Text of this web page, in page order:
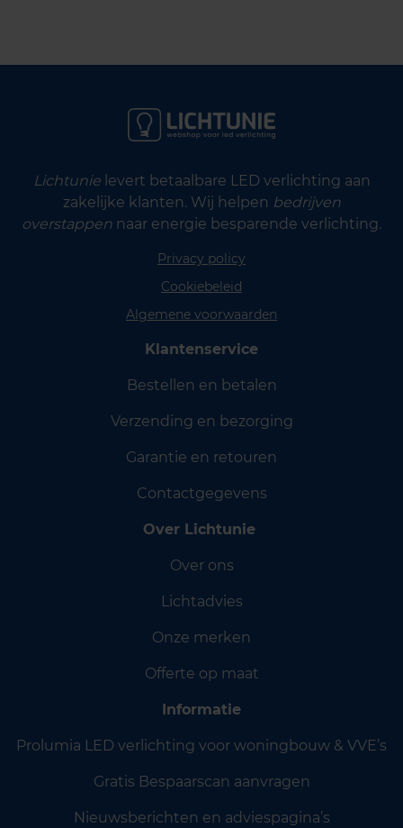
Lichtunielevert betaalbare LED verlichting aan
zakelijke klanten. Wij helpen bedrijven
overstappen naar energie besparende verlichting.
Privacy policy
Cookiebeleid
Algemene voorwaarden
Klantenservice
Bestellen en betalen
Verzending en bezorging
Garantie en retouren
Contactgegevens
Over Lichtunie
Over ons
Lichtadvies
Onze merken
Offerte op maat
Informatie
Prolumia LED verlichting voor woningbouw & VVE’s
Gratis Bespaarscan aanvragen
Nieuwsberichten en adviespagina’s